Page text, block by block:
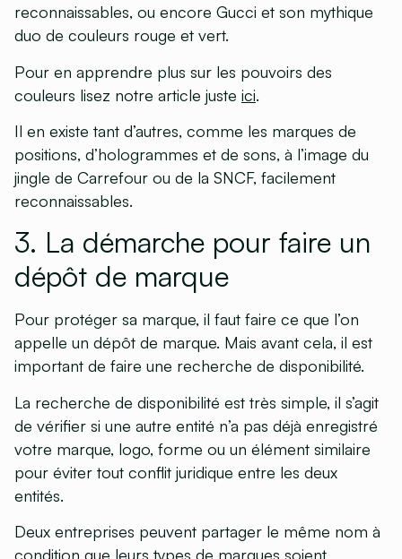
reconnaissables, ou encore Gucci et son mythique
duo de couleurs rouge et vert.
Pour en apprendre plus sur les pouvoirs des
couleurs lisez notre article juste ici.
Il en existe tant d’autres, comme les marques de
positions, d’hologrammes et de sons, à l’image du
jingle de Carrefour ou de la SNCF, facilement
reconnaissables.
3. La démarche pour faire un
dépôt de marque
Pour protéger sa marque, il faut faire ce que l’on
appelle un dépôt de marque. Mais avant cela, il est
important de faire une recherche de disponibilité.
La recherche de disponibilité est très simple, il s’agit
de vérifier si une autre entité n’a pas déjà enregistré
votre marque, logo, forme ou un élément similaire
pour éviter tout conflit juridique entre les deux
entités.
Deux entreprises peuvent partager le même nom à
condition que leurs types de marques soient